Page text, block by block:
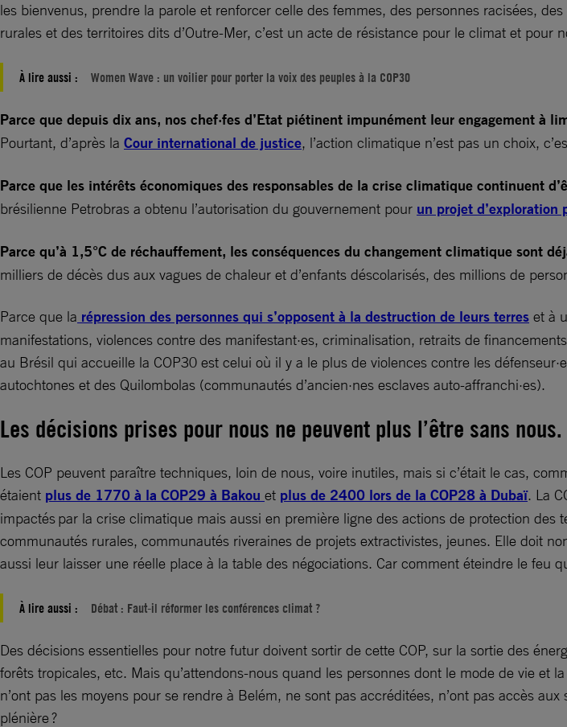
les bienvenus, prendre la parole et renforcer celle des femmes, des personnes racisées,
rurales et des territoires dits d’Outre-Mer, c’est un acte de résistance pour le climat et pour
À lire aussi : Women Wave : un voilier pour porter la voix des peuples à la COP30
Parce que depuis dix ans, nos chef·fes d’Etat piétinent impunément leur engagement à
Pourtant, d’après la Cour international de justice, l’action climatique n’est pas un choix,
Parce que les intérêts économiques des responsables de la crise climatique continuent
brésilienne Petrobras a obtenu l’autorisation du gouvernement pour un projet d’exploration
Parce qu’à 1,5°C de réchauffement, les conséquences du changement climatique sont
milliers de décès dus aux vagues de chaleur et d’enfants déscolarisés, des millions de
Parce que la répression des personnes qui s’opposent à la destruction de leurs terres et à
manifestations, violences contre des manifestant·es, criminalisation, retraits de
au Brésil qui accueille la COP30 est celui où il y a le plus de violences contre les
autochtones et des Quilombolas (communautés d’ancien·nes esclaves auto-affranchi·es).
Les décisions prises pour nous ne peuvent plus l’être sans nous.
Les COP peuvent paraître techniques, loin de nous, voire inutiles, mais si c’était le cas,
étaient plus de 1770 à la COP29 à Bakou et plus de 2400 lors de la COP28 à Dubaï. La
impactés par la crise climatique mais aussi en première ligne des actions de protection
communautés rurales, communautés riveraines de projets extractivistes, jeunes. Elle doit
aussi leur laisser une réelle place à la table des négociations. Car comment éteindre le feu
À lire aussi : Débat : Faut-il réformer les conférences climat ?
Des décisions essentielles pour notre futur doivent sortir de cette COP, sur la sortie des
forêts tropicales, etc. Mais qu’attendons-nous quand les personnes dont le mode de vie et
n’ont pas les moyens pour se rendre à Belém, ne sont pas accréditées, n’ont pas accès
plénière ?